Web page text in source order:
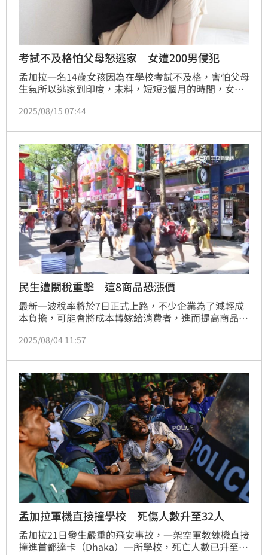
考試不及格怕父母怒逃家 女遭200男侵犯
孟加拉一名14歲女孩因為在學校考試不及格，害怕父母
生氣所以逃家到印度，未料，短短3個月的時間，女孩
2025/08/15 07:44
民生遭關稅重擊 這8商品恐漲價
最新一波稅率將於7日正式上路，不少企業為了減輕成
本負擔，可能會將成本轉嫁給消費者，進而提高商品售
品，最有可能面臨漲價衝擊。對此，高盛集團評估指
預計關稅影響將在未來8個月內逐步反映至消費者價
格，屆時民眾將真正感受到物價上漲的「痛感」。若美
中貿易談判在8月12日前破局，稅率恐將進一步調升。
2025/08/04 11:57
孟加拉軍機直接撞學校 死傷人數升至32人
孟加拉21日發生嚴重的飛安事故，一架空軍教練機直接
撞進首都達卡（Dhaka）一所學校，死亡人數已升至32